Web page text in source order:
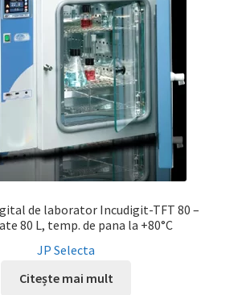
de laborator Incudigit-TFT 80 –
80 L, temp. de pana la +80°C
JP Selecta
Citește mai mult